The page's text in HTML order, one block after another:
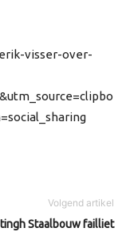
visser-over-
Volgend artikel
Staalbouw failliet